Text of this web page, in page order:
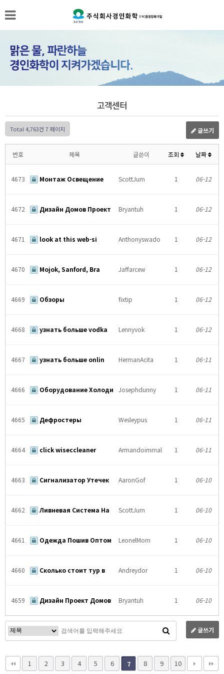
고객센터
Total 4,763건 7 페이지 글쓰기
번호 제목 글쓴이 조회 날짜
4673 Монтаж Освещение ScottJum 1 06-12
4672 Дизайн Домов Проект Bryantuh 1 06-12
4671 look at this web-si Anthonyswado 1 06-12
4670 Mojok, Sanford, Bra Jaffarcew 1 06-12
4669 Обзоры fixtip 1 06-12
4668 узнать больше vodka Lennyvok 1 06-12
4667 узнать больше onlin HermanAcita 1 06-11
4666 Оборудование Холоди Josephdunny 1 06-11
4665 Дефростеры Wesleypus 1 06-11
4664 click wiseccleaner Armandoimmal 1 06-11
4663 Сигнализатор Утечек AaronGof 1 06-10
4662 Ливневая Система На ScottJum 1 06-10
4661 Одежда Пошив Оптом LeonelMom 1 06-10
4660 Сколько стоит тур в Andreydor 1 06-10
4659 Дизайн Проект Домов Bryantuh 1 06-10
글쓰기
1 2 3 4 5 6 7 8 9 10